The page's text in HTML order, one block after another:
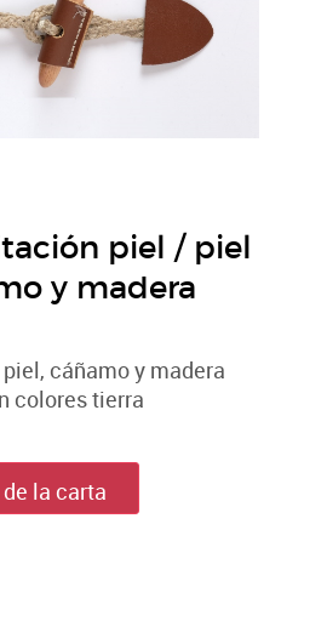
piel / piel
y madera
cáñamo y madera
colores tierra
la carta